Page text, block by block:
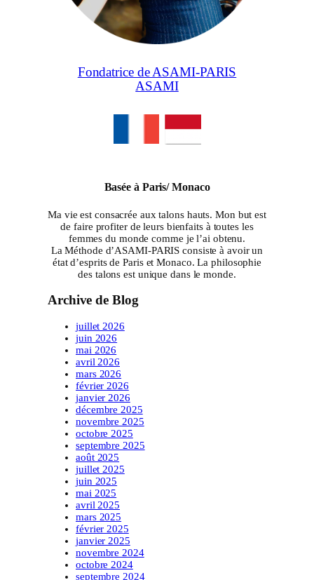
Fondatrice de ASAMI-PARIS
ASAMI
Basée à Paris/ Monaco
Ma vie est consacrée aux talons hauts. Mon but est
de faire profiter de leurs bienfaits à toutes les
femmes du monde comme je l’ai obtenu.
La Méthode d’ASAMI-PARIS consiste à avoir un
état d’esprits de Paris et Monaco. La philosophie
des talons est unique dans le monde.
Archive de Blog
juillet 2026
juin 2026
mai 2026
avril 2026
mars 2026
février 2026
janvier 2026
décembre 2025
novembre 2025
octobre 2025
septembre 2025
août 2025
juillet 2025
juin 2025
mai 2025
avril 2025
mars 2025
février 2025
janvier 2025
novembre 2024
octobre 2024
septembre 2024